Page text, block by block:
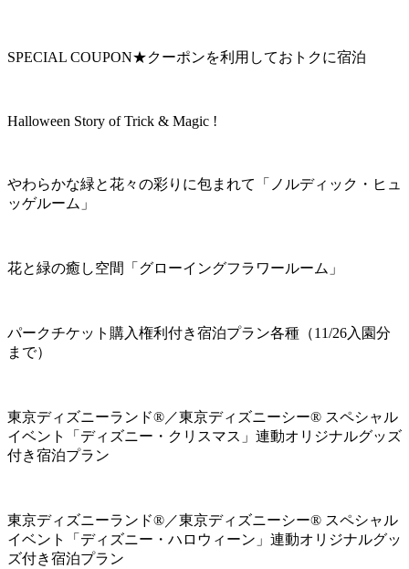
SPECIAL COUPON★クーポンを利用しておトクに宿泊
Halloween Story of Trick & Magic !
やわらかな緑と花々の彩りに包まれて「ノルディック・ヒュ
ッゲルーム」
花と緑の癒し空間「グローイングフラワールーム」
パークチケット購入権利付き宿泊プラン各種（11/26入園分
まで）
東京ディズニーランド®／東京ディズニーシー® スペシャル
イベント「ディズニー・クリスマス」連動オリジナルグッズ
付き宿泊プラン
東京ディズニーランド®／東京ディズニーシー® スペシャル
イベント「ディズニー・ハロウィーン」連動オリジナルグッ
ズ付き宿泊プラン